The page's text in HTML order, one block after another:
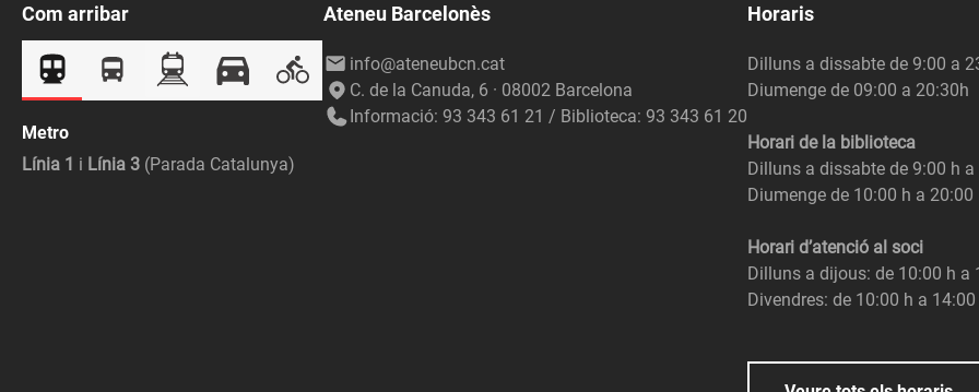
Com arribar
Metro
Línia 1 i Línia 3 (Parada Catalunya)
Ateneu Barcelonès
info@ateneubcn.cat
C. de la Canuda, 6 · 08002 Barcelona
Informació: 93 343 61 21 / Biblioteca: 93 343 61 20
Horaris
Dilluns a dissabte de 9:00 a
Diumenge de 09:00 a 20:30h
Horari de la biblioteca
Dilluns a dissabte de 9:00 h
Diumenge de 10:00 h a 20:00
Horari d’atenció al soci
Dilluns a dijous: de 10:00 h a
Divendres: de 10:00 h a